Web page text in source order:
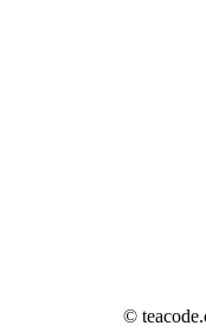
©